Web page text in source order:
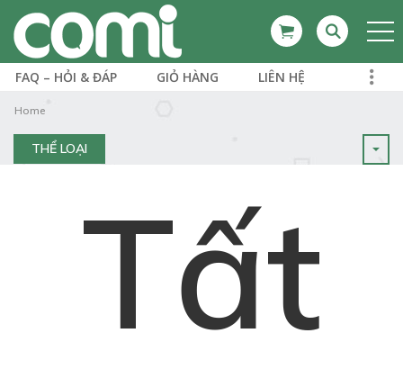
FAQ – HỎI & ĐÁP GIỎ HÀNG LIÊN HỆ
Home
THỂ LOẠI
Tất